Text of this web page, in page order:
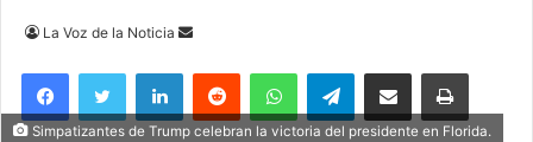
La Voz de la Noticia
Send
email
FacebookTwitter LinkedInReddit WhatsAppTelegramCompartir via Email Imprimi
Simpatizantes de Trump celebran la victoria del presidente en Florida.